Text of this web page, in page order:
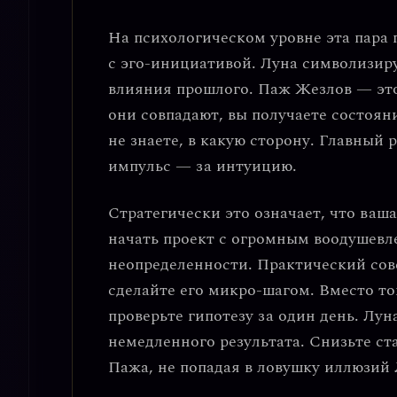
На психологическом уровне эта пара
с эго-инициативой. Луна
влияния прошлого. Паж Жезлов —
они совпадают, вы получаете
не знаете, в какую сторону. Главный
импульс — за интуицию.
Стратегически это означает, что
начать проект с огромным
неопределенности. Практический
сделайте его микро-шагом. Вместо
проверьте гипотезу за один день.
немедленного результата. Снизьте
Пажа, не попадая в ловушку